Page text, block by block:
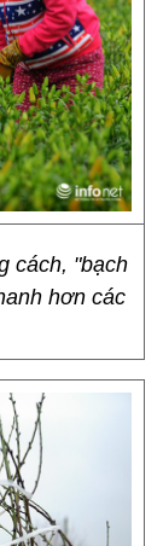
cách, "bạch
hơn các